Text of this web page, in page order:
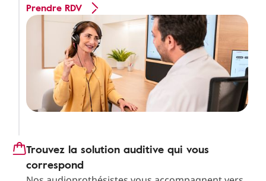
Prendre RDV
Trouvez la solution auditive qui vous
correspond